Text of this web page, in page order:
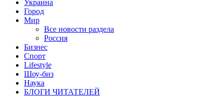
Украина
Город
Мир
Все новости раздела
Россия
Бизнес
Спорт
Lifestyle
Шоу-биз
Наука
БЛОГИ ЧИТАТЕЛЕЙ